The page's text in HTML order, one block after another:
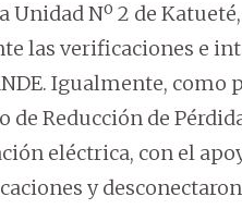
Unidad Nº 2 de
las verificaciones e
Igualmente, como
Reducción de
eléctrica, con el
y